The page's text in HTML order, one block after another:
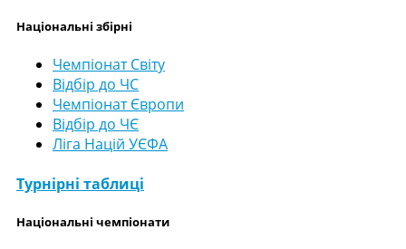
Національні збірні
Чемпіонат Світу
Відбір до ЧС
Чемпіонат Європи
Відбір до ЧЄ
Ліга Націй УЄФА
Турнірні таблиці
Національні чемпіонати